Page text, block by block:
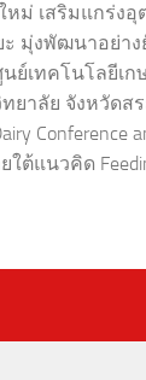
หม่ เสริมแกร่ง
ะ มุ่งพัฒนาอย่า
ย์เทคโนโลยีเก
ยาลัย จังหวัดส
Conference
ใต้แนวคิด